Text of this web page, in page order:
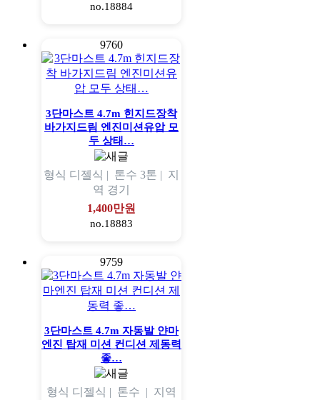
no.18884
9760
3단마스트 4.7m 힌지드장착
바가지드림 엔진미션유압 모
두 상태…
형식 디젤식 | 톤수 3톤 | 지
역 경기
1,400만원
no.18883
9759
3단마스트 4.7m 자동발 얀마
엔진 탑재 미션 컨디션 제동력
좋…
형식 디젤식 | 톤수 | 지역